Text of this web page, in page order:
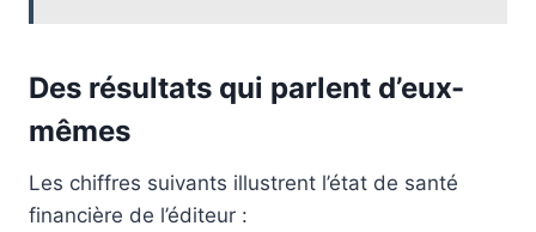
Des résultats qui parlent d’eux-
mêmes
Les chiffres suivants illustrent l’état de santé
financière de l’éditeur :